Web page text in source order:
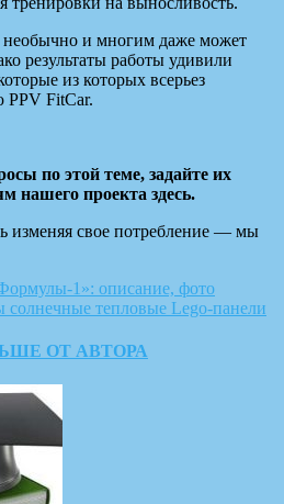
необычно и многим даже может
результаты работы удивили
из которых всерьез
PPV FitCar.
по этой теме, задайте их
нашего проекта здесь.
изменяя свое потребление — мы
1»: описание, фото
солнечные тепловые Lego-панели
ОТ АВТОРА